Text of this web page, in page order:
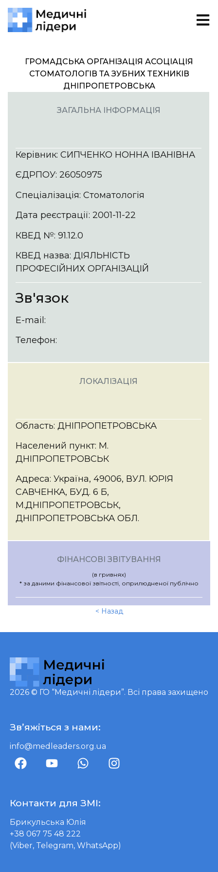
ГРОМАДСЬКА ОРГАНІЗАЦІЯ АСОЦІАЦІЯ
СТОМАТОЛОГІВ ТА ЗУБНИХ ТЕХНИКІВ
ДНІПРОПЕТРОВСЬКА
ЗАГАЛЬНА ІНФОРМАЦІЯ
Керівник: СИПЧЕНКО НОННА ІВАНІВНА
ЄДРПОУ: 26050975
Спеціалізація: Стоматологія
Дата реєстрації: 2001-11-22
КВЕД №: 91.12.0
КВЕД назва: ДІЯЛЬНІСТЬ
ПРОФЕСІЙНИХ ОРГАНІЗАЦІЙ
Зв'язок
E-mail:
Телефон:
ЛОКАЛІЗАЦІЯ
Область: ДНІПРОПЕТРОВСЬКА
Населений пункт: М.
ДНІПРОПЕТРОВСЬК
Адреса: Україна, 49006, ВУЛ. ЮРІЯ
САВЧЕНКА, БУД. 6 Б,
М.ДНІПРОПЕТРОВСЬК,
ДНІПРОПЕТРОВСЬКА ОБЛ.
ФІНАНСОВІ ЗВІТУВАННЯ
(в гривнях)
* за даними фінансової звітності, оприлюдненої публічно
< Назад
2026 © ГО “Медичні лідери”. Всі права захищено
Зв’яжіться з нами:
info@medleaders.org.ua
Контакти для ЗМІ:
Брикульська Юлія
+38 067 75 48 222
(Viber, Telegram, WhatsApp)